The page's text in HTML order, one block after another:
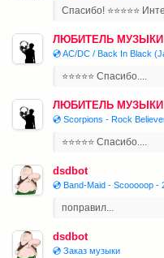
Спасибо! ⭐⭐⭐⭐⭐
ЛЮБИТЕЛЬ МУЗЫКИ
💿 AC/DC / Back In Black
⭐⭐⭐⭐⭐ Спасибо....
ЛЮБИТЕЛЬ МУЗЫКИ
💿 Scorpions - Rock
⭐⭐⭐⭐⭐ Спасибо....
dsdbot
💿 Band-Maid - Scooooop -
поправил...
dsdbot
💿 Заказ музыки